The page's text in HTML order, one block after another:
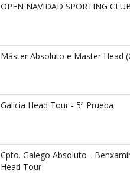
OPEN NAVIDAD SPORTING
Máster Absoluto e Master Head
Galicia Head Tour - 5ª Prueba
Cpto. Galego Absoluto -
Head Tour